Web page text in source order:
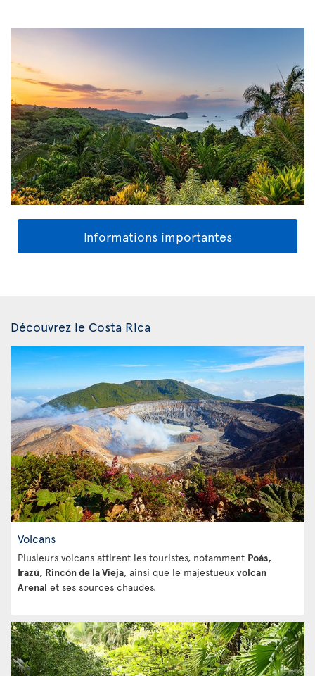
Informations importantes
Découvrez le Costa Rica
Volcans
Plusieurs volcans attirent les touristes, notamment Poás,
Irazú, Rincón de la Vieja, ainsi que le majestueux volcan
Arenal et ses sources chaudes.